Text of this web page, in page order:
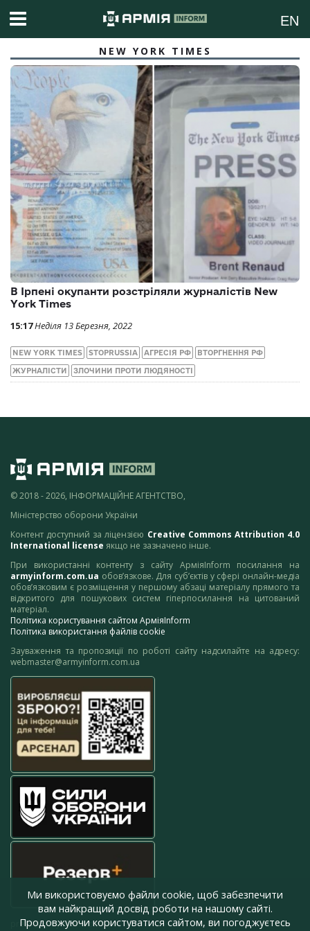
EN
NEW YORK TIMES
В Ірпені окупанти розстріляли журналістів New
York Times
15:17Неділя 13 Березня, 2022
NEW YORK TIMES STOPRUSSIA АГРЕСІЯ РФ ВТОРГНЕННЯ РФ
ЖУРНАЛІСТИ ЗЛОЧИНИ ПРОТИ ЛЮДЯНОСТІ
© 2018 - 2026, ІНФОРМАЦІЙНЕ АГЕНТСТВО,
Міністерство оборони України
Контент доступний за ліцензією Creative Commons Attribution 4.0
International license якщо не зазначено інше.
При використанні контенту з сайту АрміяInform посилання на
armyinform.com.ua обов’язкове. Для суб’єктів у сфері онлайн-медіа
обов’язковим є розміщення у першому абзаці матеріалу прямого та
відкритого для пошукових систем гіперпосилання на цитований
матеріал.
Політика користування сайтом АрміяInform
Політика використання файлів cookie
Зауваження та пропозиції по роботі сайту надсилайте на адресу:
webmaster@armyinform.com.ua
press@armyinform.com.ua
Ми використовуємо файли cookie, щоб забезпечити
вам найкращий досвід роботи на нашому сайті.
Продовжуючи користуватися сайтом, ви погоджуєтесь